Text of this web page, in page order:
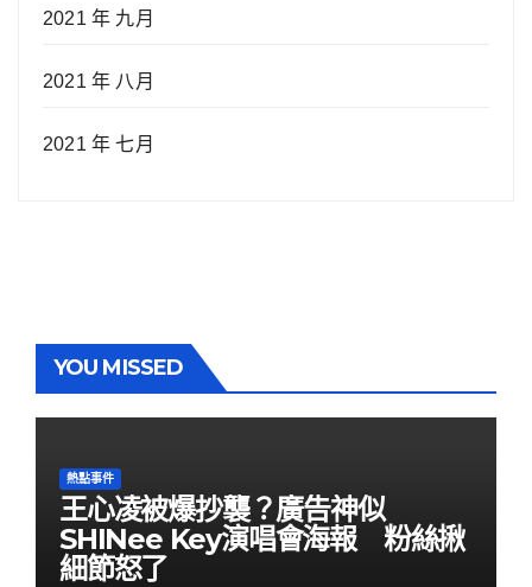
2021 年 九月
2021 年 八月
2021 年 七月
YOU MISSED
熱點事件
王心凌被爆抄襲？廣告神似
SHINee Key演唱會海報 粉絲揪
細節怒了